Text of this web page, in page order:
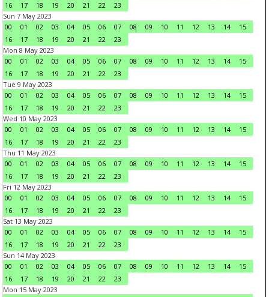
16
17 18 19 20 21 22
23
Sun 7 May 2023
00
01 02 03 04 05 06 07 08 09 10 11 12 13 14
15
16
17 18 19 20 21 22
23
Mon 8 May 2023
00
01 02 03 04 05 06 07 08 09 10 11 12 13 14
15
16
17 18 19 20 21 22
23
Tue 9 May 2023
00
01 02 03 04 05 06 07 08 09 10 11 12 13 14
15
16
17 18 19 20 21 22
23
Wed 10 May 2023
00
01 02 03 04 05 06 07 08 09 10 11 12 13 14
15
16
17 18 19 20 21 22
23
Thu 11 May 2023
00
01 02 03 04 05 06 07 08 09 10 11 12 13 14
15
16
17 18 19 20 21 22
23
Fri 12 May 2023
00
01 02 03 04 05 06 07 08 09 10 11 12 13 14
15
16
17 18 19 20 21 22
23
Sat 13 May 2023
00
01 02 03 04 05 06 07 08 09 10 11 12 13 14
15
16
17 18 19 20 21 22
23
Sun 14 May 2023
00
01 02 03 04 05 06 07 08 09 10 11 12 13 14
15
16
17 18 19 20 21 22
23
Mon 15 May 2023